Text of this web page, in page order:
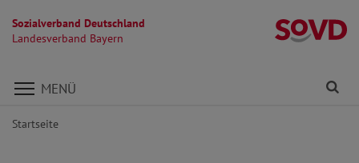
Sozialverband Deutschland
Landesverband Bayern
Direkt zu den Inhalten springen
MENÜ
Startseite